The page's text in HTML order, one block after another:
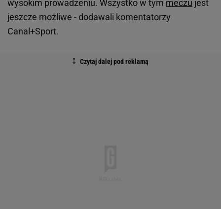
wysokim prowadzeniu. Wszystko w tym meczu jest
jeszcze możliwe - dodawali komentatorzy
Canal+Sport.